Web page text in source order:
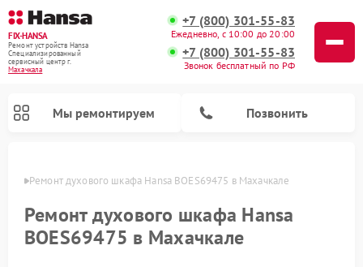
FIX-HANSA
Ремонт устройств Hansa
Специализированный
cервисный центр г.
Махачкала
+7 (800) 301-55-83
Ежедневно, с 10:00 до 20:00
+7 (800) 301-55-83
Звонок бесплатный по РФ
Мы ремонтируем Позвонить
Ремонт духового шкафа Hansa BOES69475 в Махачкале
Ремонт духового шкафа Hansa
BOES69475 в Махачкале